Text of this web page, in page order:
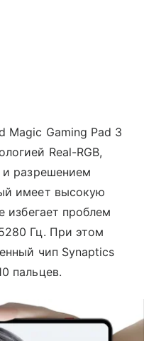
Magic Gaming Pad 3
Real-RGB,
и разрешением
имеет высокую
избегает проблем
Гц. При этом
чип Synaptics
пальцев.